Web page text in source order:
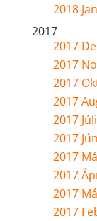
2018
2017
2017
2017
2017
2017
2017
2017
2017
2017
2017
2017